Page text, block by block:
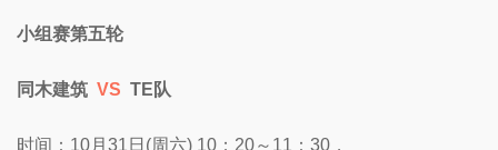
小组赛第五轮
同木建筑 VS TE队
时间：10月31日(周六) 10：20～11：30，